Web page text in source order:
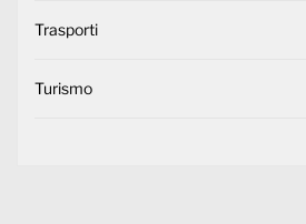
Trasporti
Turismo